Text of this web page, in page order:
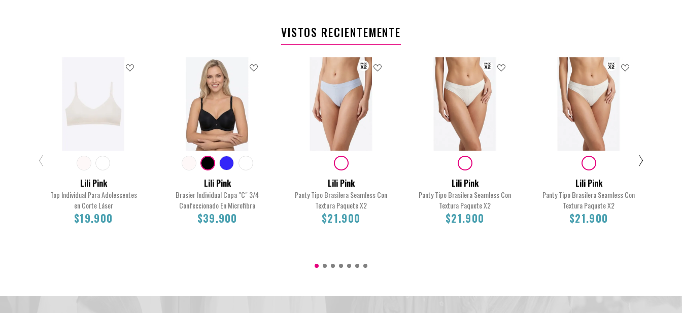
$54.900
VISTOS RECIENTEMENTE
Lili Pink
Top Individual Para Adolescentes
en Corte Láser
$19.900
Lili Pink
Brasier Individual Copa "C" 3/4
Confeccionado En Microfibra
$39.900
Lili Pink
Panty Tipo Brasilera Seamless Con
Textura Paquete X2
$21.900
Lili Pink
Panty Tipo Brasilera Seamless Con
Textura Paquete X2
$21.900
Lili Pink
Panty Tipo Brasilera Seamless Con
Textura Paquete X2
$21.900